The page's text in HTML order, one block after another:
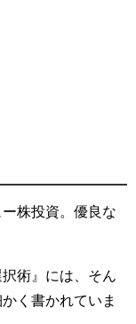
株投資。優良な
術』には、そん
く書かれていま